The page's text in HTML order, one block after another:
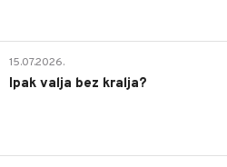
15.07.2026.
Ipak valja bez kralja?